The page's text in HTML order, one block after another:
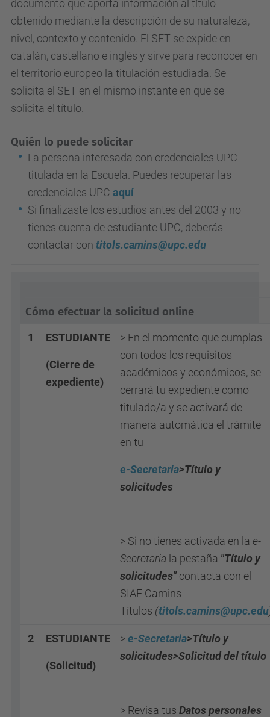
documento que aporta información al título
obtenido mediante la descripción de su naturaleza,
nivel, contexto y contenido. El SET se expide en
catalán, castellano e inglés y sirve para reconocer en
el territorio europeo la titulación estudiada. Se
solicita el SET en el mismo instante en que se
solicita el título.
Quién lo puede solicitar
La persona interesada con credenciales UPC
titulada en la Escuela. Puedes recuperar las
credenciales UPC aquí
Si finalizaste los estudios antes del 2003 y no
tienes cuenta de estudiante UPC, deberás
contactar con titols.camins@upc.edu
Cómo efectuar la solicitud online
1 ESTUDIANTE
(Cierre de
expediente)
> En el momento que cumplas
con todos los requisitos
académicos y económicos, se
cerrará tu expediente como
titulado/a y se activará de
manera automática el trámite
en tu
e-Secretaria>Título y
solicitudes
> Si no tienes activada en la e-
Secretaria la pestaña "Título y
solicitudes" contacta con el
SIAE Camins -
Títulos (titols.camins@upc.edu
2 ESTUDIANTE
(Solicitud)
> e-Secretaria>Título y
solicitudes>Solicitud del título
> Revisa tus Datos personales